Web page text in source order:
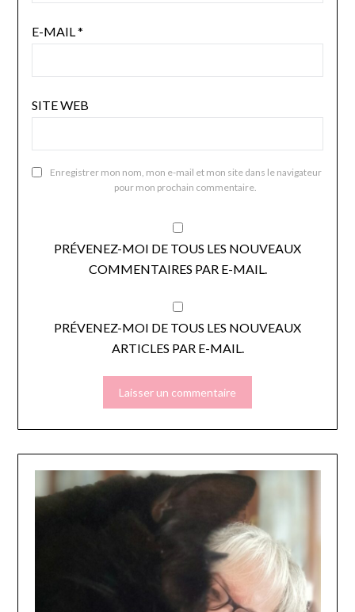
E-MAIL*
SITE WEB
Enregistrer mon nom, mon e-mail et mon site dans le navigateur
pour mon prochain commentaire.
PRÉVENEZ-MOI DE TOUS LES NOUVEAUX
COMMENTAIRES PAR E-MAIL.
PRÉVENEZ-MOI DE TOUS LES NOUVEAUX
ARTICLES PAR E-MAIL.